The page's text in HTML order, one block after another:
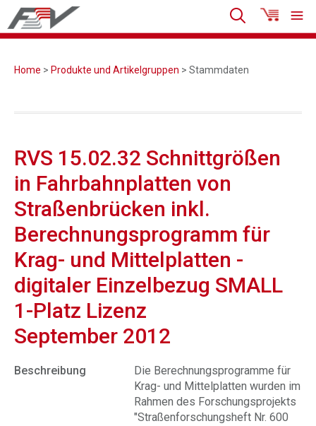
Home > Produkte und Artikelgruppen > Stammdaten
RVS 15.02.32 Schnittgrößen
in Fahrbahnplatten von
Straßenbrücken inkl.
Berechnungsprogramm für
Krag- und Mittelplatten -
digitaler Einzelbezug SMALL
1-Platz Lizenz
September 2012
Beschreibung
Die Berechnungsprogramme für
Krag- und Mittelplatten wurden im
Rahmen des Forschungsprojekts
"Straßenforschungsheft Nr. 600